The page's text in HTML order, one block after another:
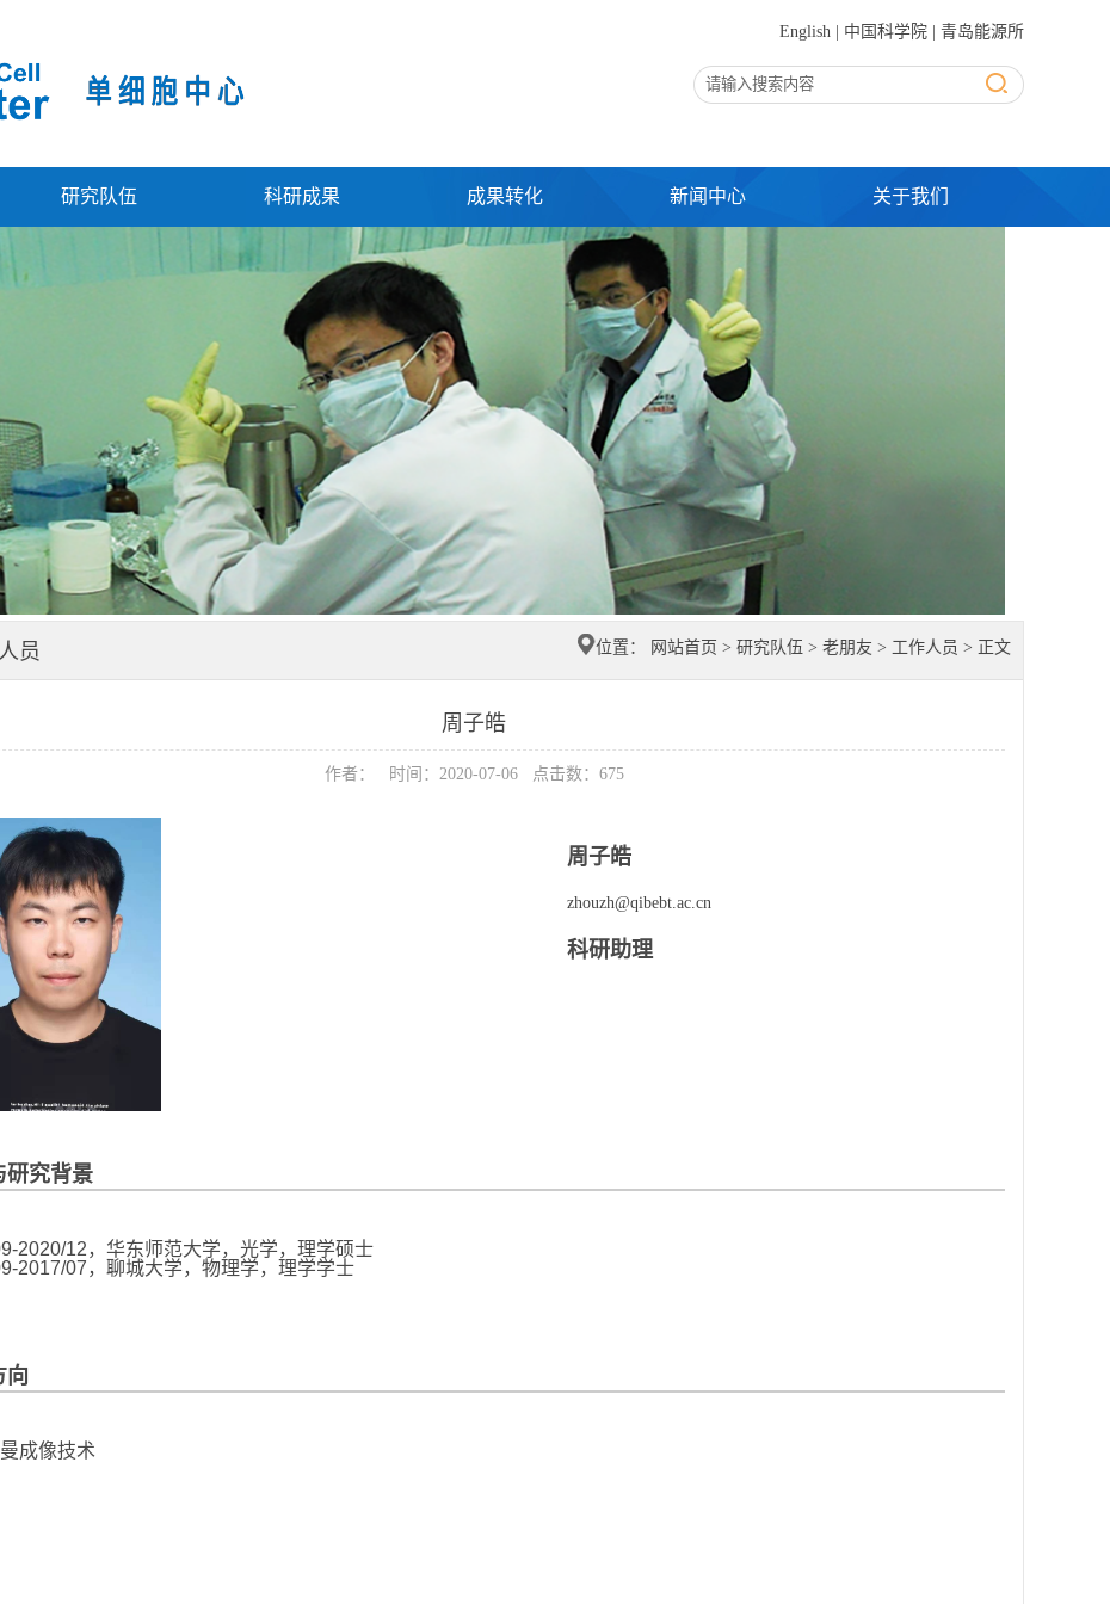
English 中国科学院 青岛能源所
研究队伍 科研成果 成果转化 新闻中心 关于我们
员 位置： 网站首页 > 研究队伍 > 老朋友 > 工作人员 > 正文
周子皓
作者： 时间：2020-07-06 点击数： 675
周子皓
zhouzh@qibebt.ac.cn
科研助理
研究背景
2020/12，华东师范大学，光学，理学硕士
2017/07，聊城大学，物理学，理学学士
向
成像技术